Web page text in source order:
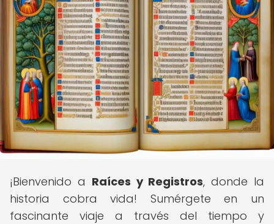
¡Bienvenido a Raíces y Registros, donde la
historia cobra vida! Sumérgete en un
fascinante viaje a través del tiempo y